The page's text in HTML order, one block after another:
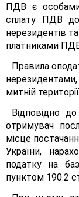
ПДВ є особами,
сплату ПДВ
нерезидентів
платниками
Правила
митній
Відповідно
отримувач
місце
України,
податку на
пунктом 190.2